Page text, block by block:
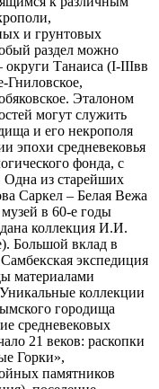
и грунтовых
раздел можно
округи Танаиса (I-IIIвв
Гниловское,
Эталоном
могут служить
и его некрополя
эпохи средневековья
фонда, с
Одна из старейших
Саркел – Белая Вежа
в 60-е годы
коллекция И.И.
Большой вклад в
экспедиция
материалами
коллекции
городища
средневековых
21 веков: раскопки
Горки»,
памятников